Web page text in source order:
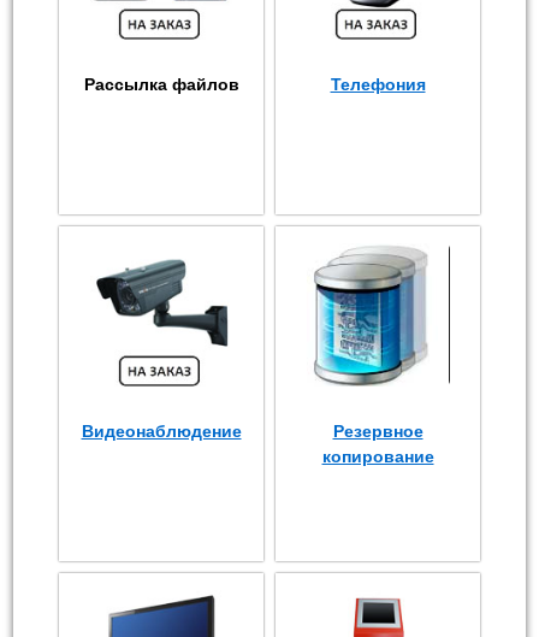
Рассылка файлов Телефония
Видеонаблюдение
Резервное
копирование